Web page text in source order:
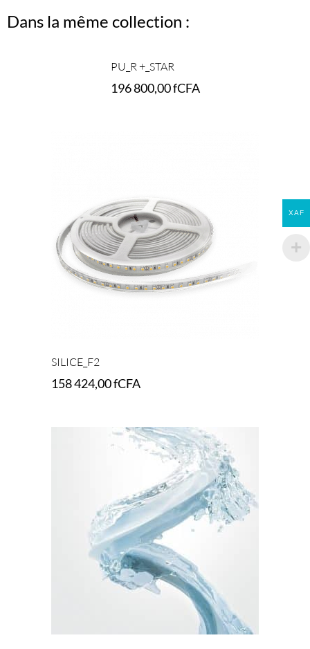
Dans la même collection :
PU_R +_STAR
196 800,00fCFA
SILICE_F2
158 424,00fCFA
XAF